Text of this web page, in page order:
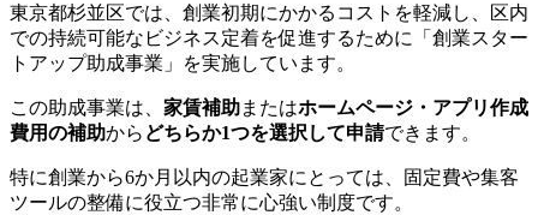
東京都杉並区では、創業初期にかかるコストを軽減し、区内
での持続可能なビジネス定着を促進するために「創業スター
トアップ助成事業」を実施しています。
この助成事業は、 家賃補助またはホームページ・アプリ作成
費用の補助から どちらか1つを選択して申請できます。
特に創業から6か月以内の起業家にとっては、固定費や集客
ツールの整備に役立つ非常に心強い制度です。